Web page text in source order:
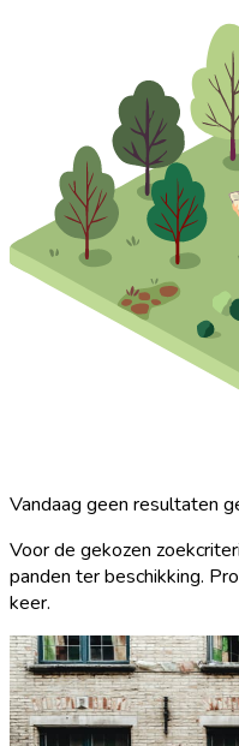
Vandaag geen resultaten
Voor de gekozen
panden ter beschikking.
keer.